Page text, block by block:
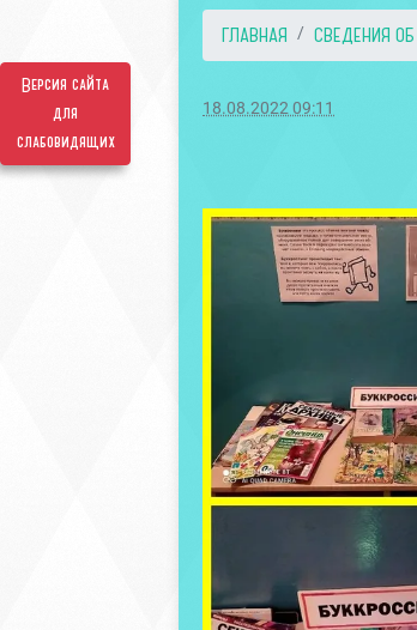
Версия сайта
для
слабовидящих
ГЛАВНАЯ СВЕДЕНИЯ
18.08.2022 09:11